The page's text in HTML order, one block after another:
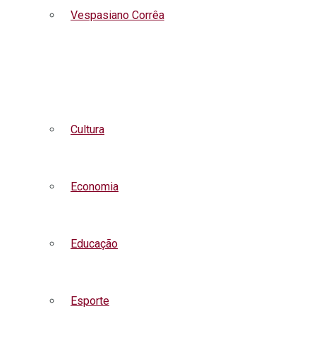
Vespasiano Corrêa
Cultura
Economia
Educação
Esporte